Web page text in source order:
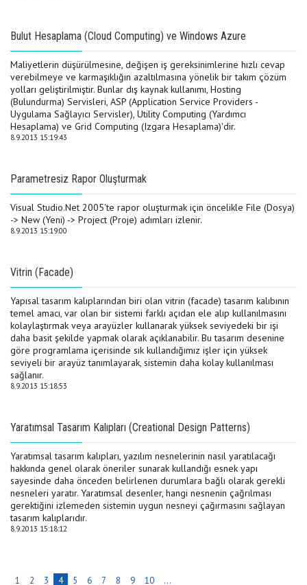
Bulut Hesaplama (Cloud Computing) ve Windows Azure
Maliyetlerin düşürülmesine, değişen iş gereksinimlerine hızlı cevap
verebilmeye ve karmaşıklığın azaltılmasına yönelik bir takım çözüm
yolları geliştirilmiştir. Bunlar dış kaynak kullanımı, Hosting
(Bulundurma) Servisleri, ASP (Application Service Providers -
Uygulama Sağlayıcı Servisler), Utility Computing (Yardımcı
Hesaplama) ve Grid Computing (Izgara Hesaplama)'dir.
8.9.2013 15:19:43
Parametresiz Rapor Oluşturmak
Visual Studio.Net 2005'te rapor oluşturmak için öncelikle File (Dosya)
-> New (Yeni) -> Project (Proje) adımları izlenir.
8.9.2013 15:19:00
Vitrin (Facade)
Yapısal tasarım kalıplarından biri olan vitrin (facade) tasarım kalıbının
temel amacı, var olan bir sistemi farklı açıdan ele alıp kullanılmasını
kolaylaştırmak veya arayüzler kullanarak yüksek seviyedeki bir işi
daha basit şekilde yapmak olarak açıklanabilir. Bu tasarım desenine
göre programlama içerisinde sık kullandığımız işler için yüksek
seviyeli bir arayüz tanımlayarak, sistemin daha kolay kullanılması
sağlanır.
8.9.2013 15:18:53
Yaratımsal Tasarım Kalıpları (Creational Design Patterns)
Yaratımsal tasarım kalıpları, yazılım nesnelerinin nasıl yaratılacağı
hakkında genel olarak öneriler sunarak kullandığı esnek yapı
sayesinde daha önceden belirlenen durumlara bağlı olarak gerekli
nesneleri yaratır. Yaratımsal desenler, hangi nesnenin çağrılması
gerektiğini izlemeden sistemin uygun nesneyi çağırmasını sağlayan
tasarım kalıplarıdır.
8.9.2013 15:18:12
1 2 3 4 5 6 7 8 9 10 ...